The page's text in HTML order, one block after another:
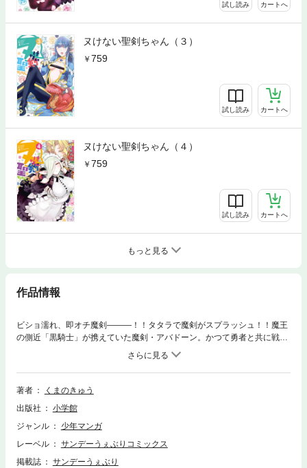
試し読み カートへ
ヌけない聖剣ちゃん（３）
759
試し読み カートへ
ヌけない聖剣ちゃん（４）
759
試し読み カートへ
もっと見る
作品情報
ビショ濡れ、即オチ魔剣―――！！タタラで魔剣がスプラッシュ！！魔王
の側近「黒騎士」が携えていた魔剣・アバドーン。かつて勇者と共に戦う
エクセリアの前に立ちはだかった業物と時を超えたバトル！？そして、一
行が訪れたエルフの里ではついに業物の神髄に迫る！！エルフの鍛冶師に
受け継がれる秘儀をタタラは習得できるのか！？
著者
くまのきゅう
出版社
小学館
ジャンル
少年マンガ
レーベル
サンデーうぇぶりコミックス
掲載誌
サンデーうぇぶり